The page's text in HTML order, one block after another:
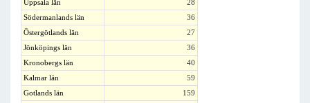
Uppsala län
28
Södermanlands län
36
Östergötlands län
27
Jönköpings län
36
Kronobergs län
40
Kalmar län
59
Gotlands län
159